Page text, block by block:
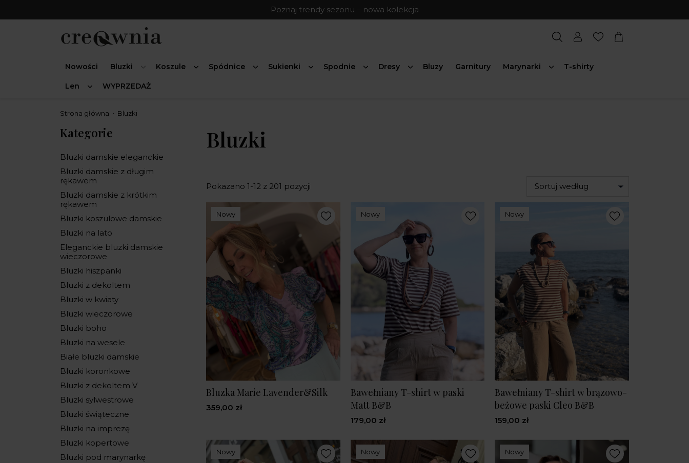
Poznaj trendy sezonu – nowa kolekcja
Nowości Bluzki Koszule Spódnice Sukienki Spodnie Dresy Bluzy Garnitury Marynarki T-shirty
Len WYPRZEDAŻ
Strona główna Bluzki
Kategorie
Bluzki damskie eleganckie
Bluzki damskie z długim
rękawem
Bluzki damskie z krótkim
rękawem
Bluzki koszulowe damskie
Bluzki na lato
Eleganckie bluzki damskie
wieczorowe
Bluzki hiszpanki
Bluzki z dekoltem
Bluzki w kwiaty
Bluzki wieczorowe
Bluzki boho
Bluzki na wesele
Białe bluzki damskie
Bluzki koronkowe
Bluzki z dekoltem V
Bluzki sylwestrowe
Bluzki świąteczne
Bluzki na imprezę
Bluzki kopertowe
Bluzki pod marynarkę
Bluzki
Pokazano 1-12 z 201 pozycji Sortuj według
Nowy
Bluzka Marie Lavender&Silk
359,00 zł
Nowy
Bawełniany T-shirt w paski
Matt B&B
179,00 zł
Nowy
Bawełniany T-shirt w brązowo-
beżowe paski Cleo B&B
159,00 zł
Nowy Nowy Nowy